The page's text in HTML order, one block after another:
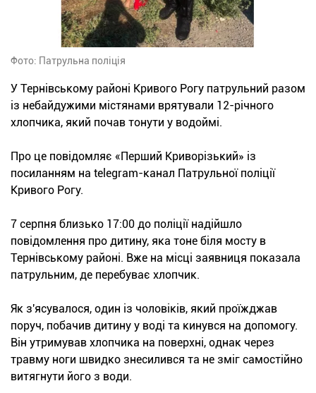
Фото: Патрульна поліція
У Тернівському районі Кривого Рогу патрульний разом
із небайдужими містянами врятували 12-річного
хлопчика, який почав тонути у водоймі.
Про це повідомляє «Перший Криворізький» із
посиланням на telegram-канал Патрульної поліції
Кривого Рогу.
7 серпня близько 17:00 до поліції надійшло
повідомлення про дитину, яка тоне біля мосту в
Тернівському районі. Вже на місці заявниця показала
патрульним, де перебуває хлопчик.
Як з'ясувалося, один із чоловіків, який проїжджав
поруч, побачив дитину у воді та кинувся на допомогу.
Він утримував хлопчика на поверхні, однак через
травму ноги швидко знесилився та не зміг самостійно
витягнути його з води.